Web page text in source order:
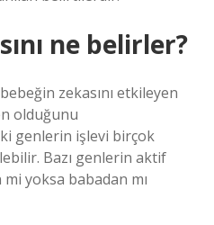
ne belirler?
zekasını etkileyen
olduğunu
genlerin işlevi birçok
Bazı genlerin aktif
yoksa babadan mı